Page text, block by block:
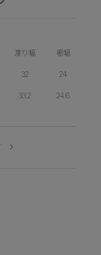
渡り幅 裾幅
32 24
33.2 24.6